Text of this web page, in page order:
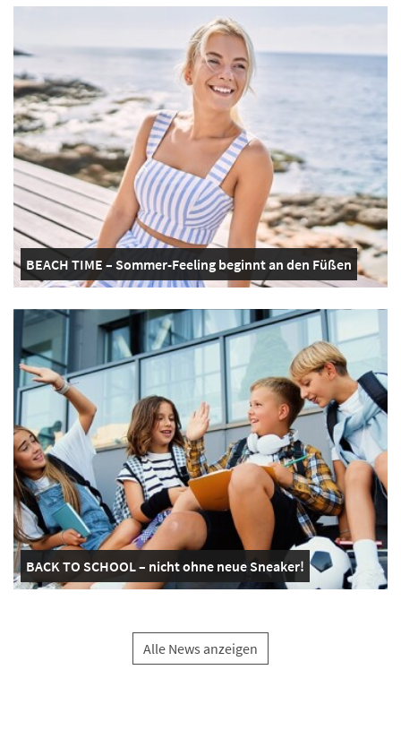
BEACH TIME – Sommer-Feeling beginnt an den Füßen
BACK TO SCHOOL – nicht ohne neue Sneaker!
Alle News anzeigen